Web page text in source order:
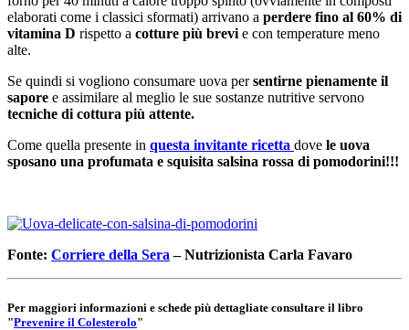
elaborati come i classici sformati) arrivano a perdere fino al 60% di
vitamina D rispetto a cotture più brevie con temperature meno
alte.
Se quindi si vogliono consumare uova persentirne pienamente il
sapore e assimilare al meglio le sue sostanze nutritive servono
tecniche di cottura più attente.
Come quella presente in questa invitante ricetta dove le uova
sposano una profumata e squisita salsina rossa di pomodorini!!!
Fonte: Corriere della Sera– Nutrizionista Carla Favaro
Per maggiori informazioni e schede più dettagliate consultare il libro
"Prevenire il Colesterolo"